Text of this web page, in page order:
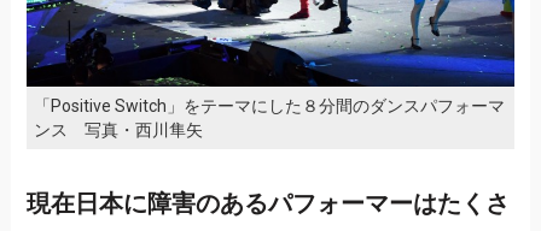
「Positive Switch」をテーマにした８分間のダンスパフォーマ
ンス 写真・西川隼矢
現在日本に障害のあるパフォーマーはたくさ